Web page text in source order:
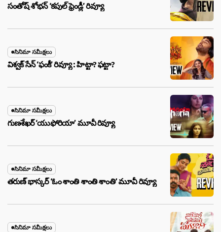
సంతోష్ శోభన్ ‘కపుల్ ఫ్రెండ్లీ’ రివ్యూ
సినిమా సమీక్షలు
విశ్వక్ సేన్ ‘ఫంకీ’ రివ్యూ : హిట్టా? ఫట్టా?
సినిమా సమీక్షలు
గుణశేఖర్ ‘యుఫోరియా’ మూవీ రివ్యూ
సినిమా సమీక్షలు
తరుణ్ భాస్కర్ ‘ఓం శాంతి శాంతి శాంతి’ మూవీ రివ్యూ
సినిమా సమీక్షలు